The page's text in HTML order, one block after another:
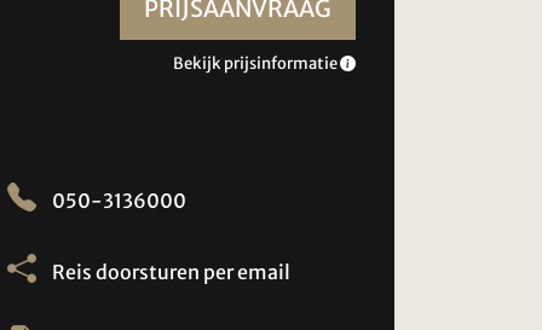
PRIJSAANVRAAG
Bekijk prijsinformatie
050-3136000
Reis doorsturen per email